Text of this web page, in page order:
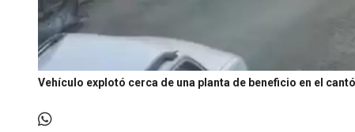
Vehículo explotó cerca de una planta de beneficio en el